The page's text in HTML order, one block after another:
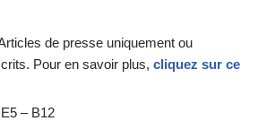
de presse uniquement ou
Pour en savoir plus, cliquez sur ce
– B12